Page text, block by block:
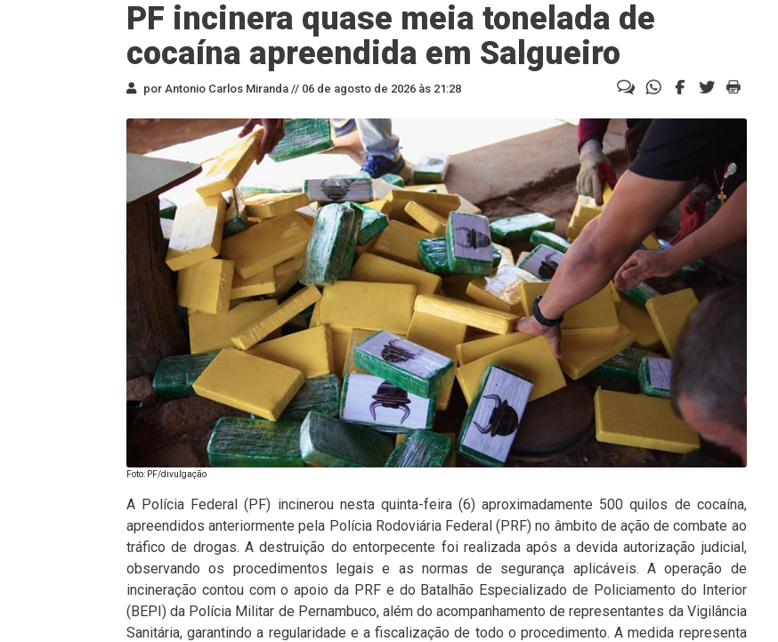
PF incinera quase meia tonelada de
cocaína apreendida em Salgueiro
por Antonio Carlos Miranda // 06 de agosto de 2026 às 21:28
Foto: PF/divulgação
A Polícia Federal (PF) incinerou nesta quinta-feira (6) aproximadamente 500 quilos de cocaína,
apreendidos anteriormente pela Polícia Rodoviária Federal (PRF) no âmbito de ação de combate ao
tráfico de drogas. A destruição do entorpecente foi realizada após a devida autorização judicial,
observando os procedimentos legais e as normas de segurança aplicáveis. A operação de
incineração contou com o apoio da PRF e do Batalhão Especializado de Policiamento do Interior
(BEPI) da Polícia Militar de Pernambuco, além do acompanhamento de representantes da Vigilância
Sanitária, garantindo a regularidade e a fiscalização de todo o procedimento. A medida representa